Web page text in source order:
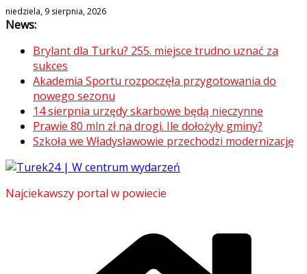
Skip
to
niedziela, 9 sierpnia, 2026
News:
Brylant dla Turku? 255. miejsce trudno uznać za
sukces
Akademia Sportu rozpoczęła przygotowania do
nowego sezonu
14 sierpnia urzędy skarbowe będą nieczynne
Prawie 80 mln zł na drogi. Ile dołożyły gminy?
Szkoła we Władysławowie przechodzi modernizację
Najciekawszy portal w powiecie